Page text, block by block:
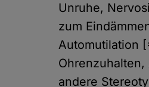
Unruhe,
zum
Automutilation
andere